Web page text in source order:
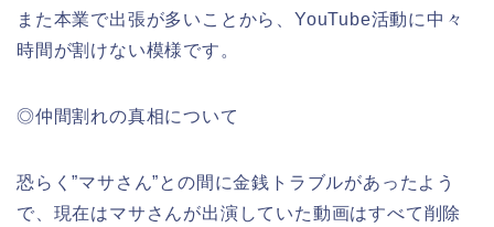
また本業で出張が多いことから、YouTube活動に中々
時間が割けない模様です。
◎仲間割れの真相について
恐らく”マサさん”との間に金銭トラブルがあったよう
で、現在はマサさんが出演していた動画はすべて削除